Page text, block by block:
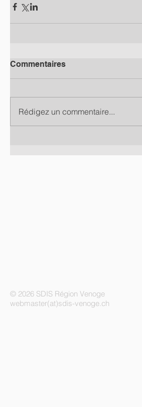
Commentaires
Rédigez un commentaire...
© 2026 SDIS Région Venoge
webmaster(at)sdis-venoge.ch